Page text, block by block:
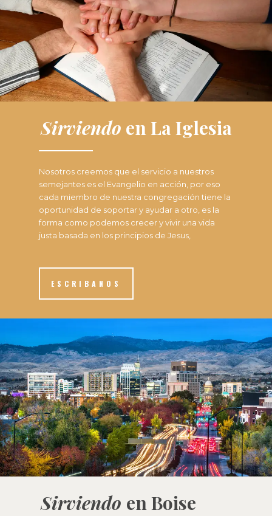
Sirviendo en La Iglesia
Nosotros creemos que el servicio a nuestros
semejantes es el Evangelio en acción, por eso
cada miembro de nuestra congregación tiene la
oportunidad de soportar y ayudar a otro, es la
forma como podemos crecer y vivir una vida
justa basada en los principios de Jesus,
ESCRIBANOS
Sirviendo en Boise